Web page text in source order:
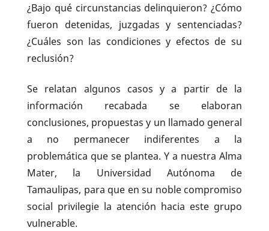
¿Bajo qué circunstancias delinquieron? ¿Cómo
fueron detenidas, juzgadas y sentenciadas?
¿Cuáles son las condiciones y efectos de su
reclusión?
Se relatan algunos casos y a partir de la
información recabada se elaboran
conclusiones, propuestas y un llamado general
a no permanecer indiferentes a la
problemática que se plantea. Y a nuestra Alma
Mater, la Universidad Autónoma de
Tamaulipas, para que en su noble compromiso
social privilegie la atención hacia este grupo
vulnerable.